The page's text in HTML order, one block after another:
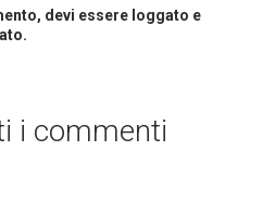
devi essere loggato e
i commenti